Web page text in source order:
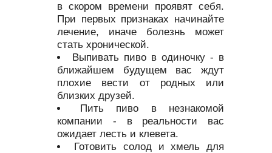
в скором времени проявят себя.
При первых признаках начинайте
лечение, иначе болезнь может
стать хронической.
Выпивать пиво в одиночку - в
ближайшем будущем вас ждут
плохие вести от родных или
близких друзей.
Пить пиво в незнакомой
компании - в реальности вас
ожидает лесть и клевета.
Готовить солод и хмель для